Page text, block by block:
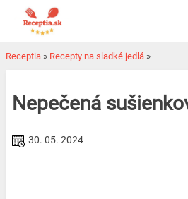
Receptia » Recepty na sladké jedlá »
Nepečená
30. 05. 2024